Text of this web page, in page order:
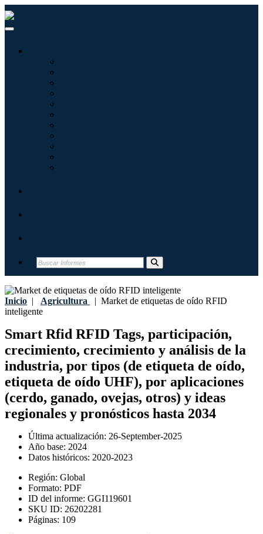
Inicio | Agricultura | Market de etiquetas de oído RFID
inteligente
Smart Rfid RFID Tags, participación,
crecimiento, crecimiento y análisis de la
industria, por tipos (de etiqueta de oído,
etiqueta de oído UHF), por aplicaciones
(cerdo, ganado, ovejas, otros) y ideas
regionales y pronósticos hasta 2034
Última actualización: 26-September-2025
Año base: 2024
Datos históricos: 2020-2023
Región: Global
Formato: PDF
ID del informe: GGI119601
SKU ID: 26202281
Páginas: 109